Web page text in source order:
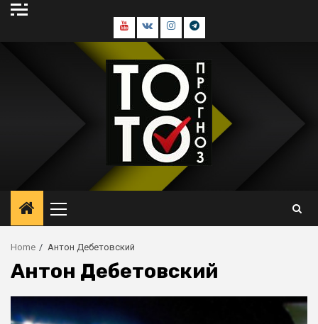
Skip
Youtube
В
контакте
Инстаграм
Телеграм
Menu
Home Антон Дебетовский
Антон Дебетовский